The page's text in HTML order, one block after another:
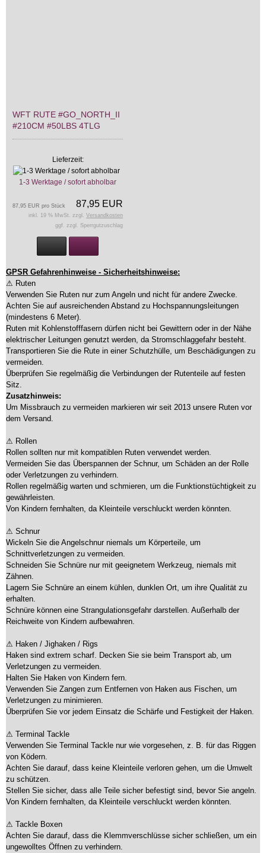
WFT RUTE #GO_NORTH_II
#210CM #50LBS 4TLG
Lieferzeit:
1-3 Werktage / sofort abholbar
87,95 EUR
87,95 EUR pro Stück
inkl. 19 % MwSt. zzgl. Versandkosten
ggf. zzgl. Sperrgutzuschlag
GPSR Gefahrenhinweise - Sicherheitshinweise:
⚠ Ruten
Verwenden Sie Ruten nur zum Angeln und nicht für andere Zwecke.
Achten Sie auf ausreichenden Abstand zu Hochspannungsleitungen
(mindestens 6 Meter).
Ruten mit Kohlenstofffasern dürfen nicht bei Gewittern oder in der Nähe
elektrischer Leitungen genutzt werden, da Stromschlaggefahr besteht.
Transportieren Sie die Rute in einer Schutzhülle, um Beschädigungen zu
vermeiden.
Überprüfen Sie regelmäßig die Verbindungen der Rutenteile auf festen
Sitz.
Zusatzhinweis:
Um Missbrauch zu vermeiden markieren wir seit 2013 unsere Ruten vor
dem Versand.
⚠ Rollen
Rollen sollten nur mit kompatiblen Ruten verwendet werden.
Vermeiden Sie das Überspannen der Schnur, um Schäden an der Rolle
oder Verletzungen zu verhindern.
Rollen regelmäßig warten und schmieren, um die Funktionstüchtigkeit zu
gewährleisten.
Von Kindern fernhalten, da Kleinteile verschluckt werden könnten.
⚠ Schnur
Wickeln Sie die Angelschnur niemals um Körperteile, um
Schnittverletzungen zu vermeiden.
Schneiden Sie Schnüre nur mit geeignetem Werkzeug, niemals mit
Zähnen.
Lagern Sie Schnüre an einem kühlen, dunklen Ort, um ihre Qualität zu
erhalten.
Schnüre können eine Strangulationsgefahr darstellen. Außerhalb der
Reichweite von Kindern aufbewahren.
⚠ Haken / Jighaken / Rigs
Haken sind extrem scharf. Decken Sie sie beim Transport ab, um
Verletzungen zu vermeiden.
Halten Sie Haken von Kindern fern.
Verwenden Sie Zangen zum Entfernen von Haken aus Fischen, um
Verletzungen zu minimieren.
Überprüfen Sie vor jedem Einsatz die Schärfe und Festigkeit der Haken.
⚠ Terminal Tackle
Verwenden Sie Terminal Tackle nur wie vorgesehen, z. B. für das Riggen
von Ködern.
Achten Sie darauf, dass keine Kleinteile verloren gehen, um die Umwelt
zu schützen.
Stellen Sie sicher, dass alle Teile sicher befestigt sind, bevor Sie angeln.
Von Kindern fernhalten, da Kleinteile verschluckt werden könnten.
⚠ Tackle Boxen
Achten Sie darauf, dass die Klemmverschlüsse sicher schließen, um ein
ungewolltes Öffnen zu verhindern.